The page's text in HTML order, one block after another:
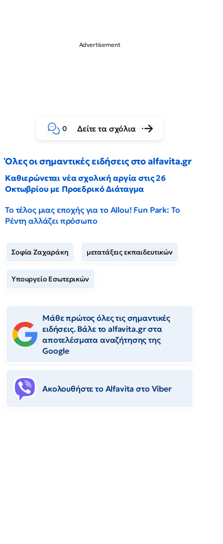
0 Δείτε τα σχόλια
Όλες οι σημαντικές ειδήσεις στο alfavita.gr
Καθιερώνεται νέα σχολική αργία στις 26
Οκτωβρίου με Προεδρικό Διάταγμα
Το τέλος μιας εποχής για το Allou! Fun Park: Το
Ρέντη αλλάζει πρόσωπο
Σοφία Ζαχαράκη μετατάξεις εκπαιδευτικών
Υπουργείο Εσωτερικών
Μάθε πρώτος όλες τις σημαντικές
ειδήσεις. Βάλε το alfavita.gr στα
αποτελέσματα αναζήτησης της
Google
Ακολουθήστε το Αlfavita στο Viber